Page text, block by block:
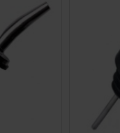
bartender.